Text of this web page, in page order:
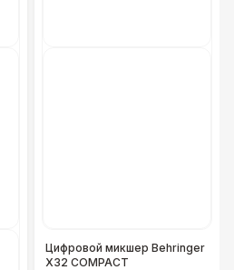
Цифровой микшер Behringer
X32 COMPACT